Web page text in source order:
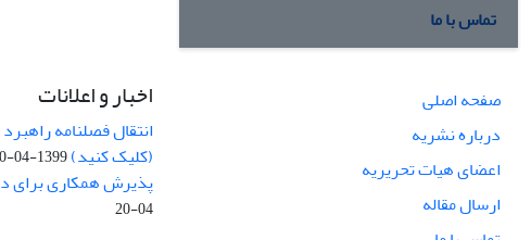
تماس با ما
صفحه اصلی
درباره نشریه
اعضای هیات تحریریه
ارسال مقاله
اخبار و اعلانات
انتقال فصلنامه
(کلیک کنید)1399-04-20
پذیرش همکاری برای
04-20